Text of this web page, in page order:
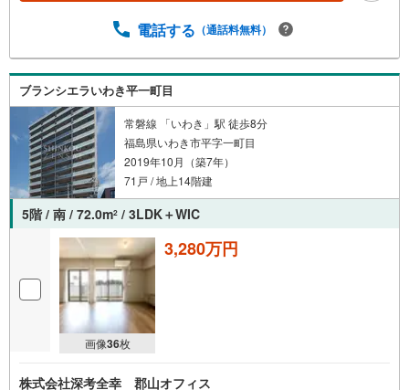
電話する （通話料無料）
ブランシエラいわき平一町目
常磐線 「いわき」駅 徒歩8分
福島県いわき市平字一町目
2019年10月（築7年）
71戸 / 地上14階建
5階 / 南 / 72.0m2 / 3LDK＋WIC
画像36枚
3,280万円
株式会社深考全幸 郡山オフィス